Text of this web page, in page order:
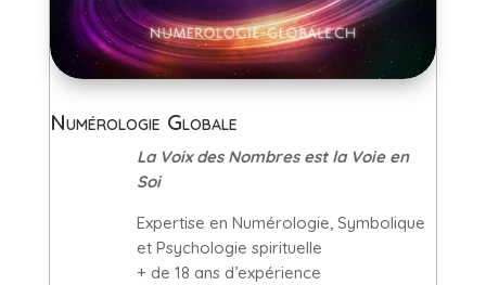
Numérologie Globale
La Voix des Nombres est la Voie en
Soi
Expertise en Numérologie, Symbolique
et Psychologie spirituelle
+ de 18 ans d’expérience